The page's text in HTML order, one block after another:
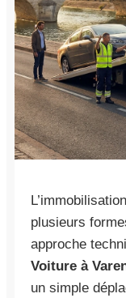
plusieurs
approche
Voiture à
un simple